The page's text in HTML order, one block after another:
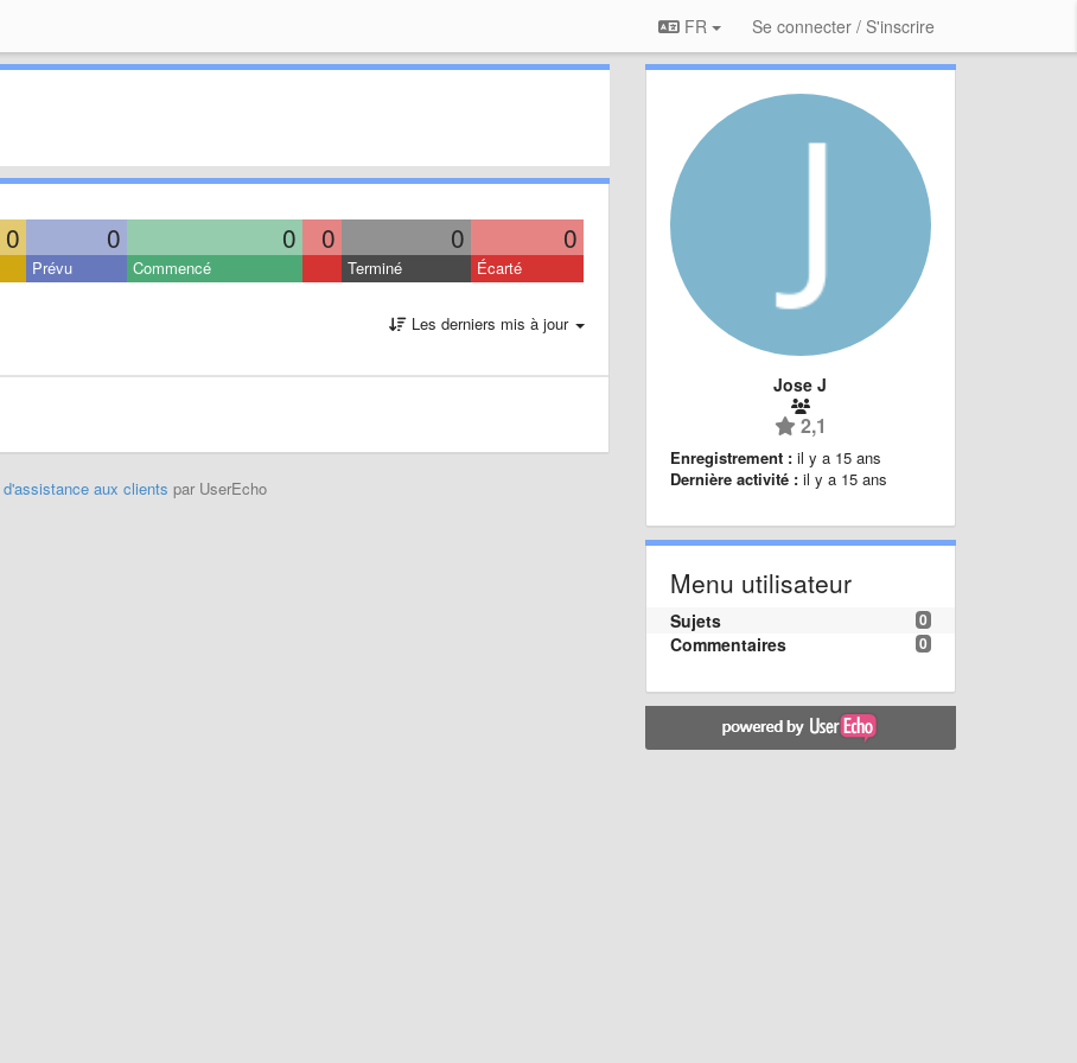
FR Se connecter / S'inscrire
0 0 0 0 0 0
Prévu Commencé Terminé Écarté
Les derniers mis à jour
aux clients par UserEcho
Jose J
2,1
Enregistrement : il y a 15 ans
Dernière activité : il y a 15 ans
Menu utilisateur
0
Sujets
0
Commentaires